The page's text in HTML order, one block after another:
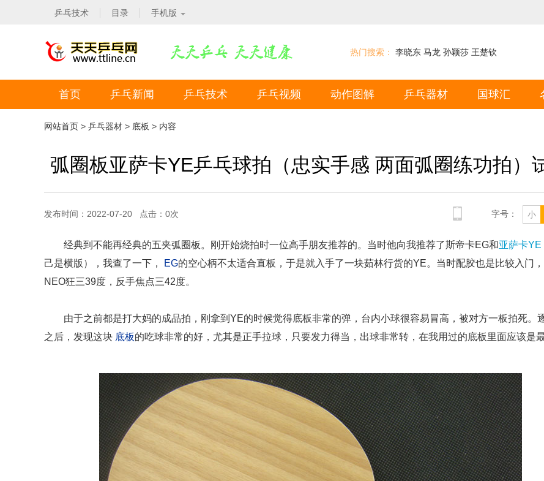
乒乓技术 目录 手机版
热门搜索： 李晓东 马龙 孙颖莎 王楚钦
首页 乒乓新闻 乒乓技术 乒乓视频 动作图解 乒乓器材 国球汇
网站首页 > 乒乓器材 > 底板 > 内容
弧圈板亚萨卡YE乒乓球拍（忠实手感 两面弧圈练功拍）
发布时间：2022-07-20 点击： 0次 小
字号：
经典到不能再经典的五夹弧圈板。刚开始烧拍时一位高手朋友推荐的。当时他向我推荐了斯帝卡EG和亚萨卡YE
己是横版），我查了一下，
EG的空心柄不太适合直板，于是就入手了一块茹林行货的YE。当时配胶也是比较入门
NEO狂三39度，反手焦点三42度。
由于之前都是打大妈的成品拍，刚拿到YE的时候觉得底板非常的弹，台内小球很容易冒高，被对方一板拍死。
之后，发现这块 底板的吃球非常的好，尤其是正手拉球，只要发力得当，出球非常转，在我用过的底板里面应该是最